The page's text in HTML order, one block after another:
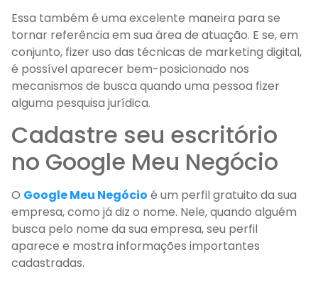
Essa também é uma excelente maneira para se
tornar referência em sua área de atuação. E se, em
conjunto, fizer uso das técnicas de marketing digital,
é possível aparecer bem-posicionado nos
mecanismos de busca quando uma pessoa fizer
alguma pesquisa jurídica.
Cadastre seu escritório
no Google Meu Negócio
O Google Meu Negócio é um perfil gratuito da sua
empresa, como já diz o nome. Nele, quando alguém
busca pelo nome da sua empresa, seu perfil
aparece e mostra informações importantes
cadastradas.